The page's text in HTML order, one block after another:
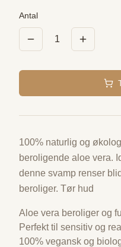
Antal
1
100% naturlig og
beroligende aloe vera.
denne svamp renser
beroliger. Tør hud
Aloe vera beroliger og
Perfekt til sensitiv og
100% vegansk og